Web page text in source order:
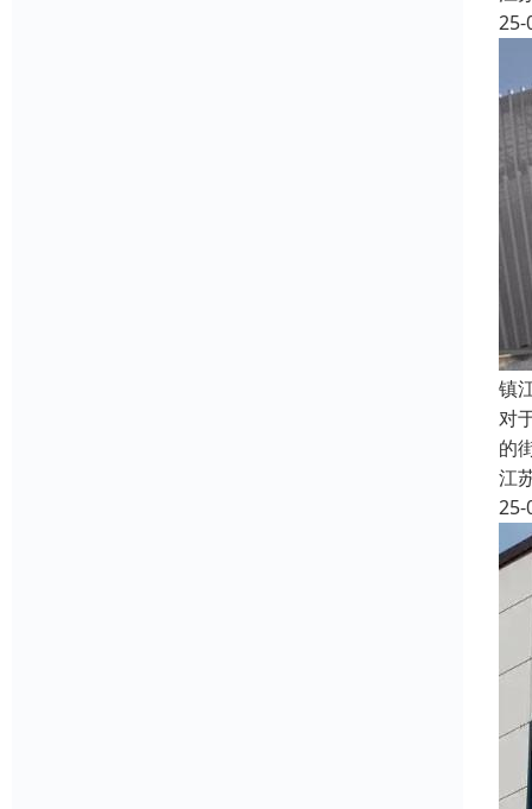
25-
镇
对
的
江
25-